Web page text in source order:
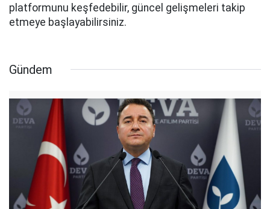
platformunu keşfedebilir, güncel gelişmeleri takip
etmeye başlayabilirsiniz.
Gündem